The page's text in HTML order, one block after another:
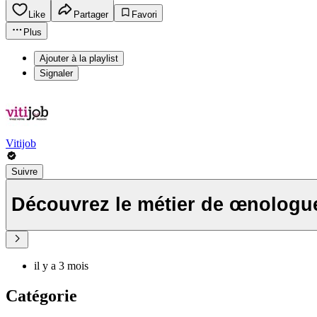
Like Partager
Favori
Plus
Ajouter à la playlist
Signaler
Vitijob
Suivre
Découvrez le métier de
il y a 3 mois
Catégorie